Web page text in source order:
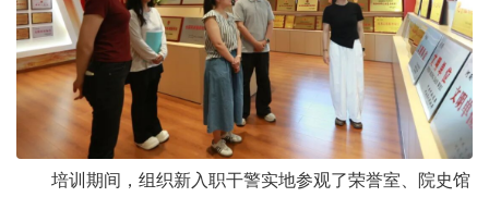
培训期间，组织新入职干警实地参观了荣誉室、院史馆